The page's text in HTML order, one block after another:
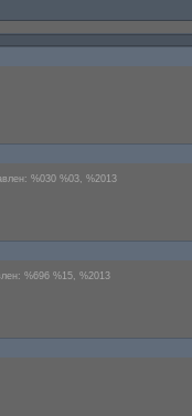
%030 %03, %2013
%696 %15, %2013